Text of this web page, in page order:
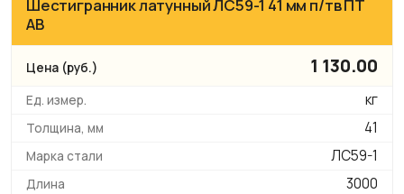
Шестигранник латунный ЛС59-1 41 мм п/тв ПТ
АВ
1 130.00
кг
41
ЛС59-1
3000